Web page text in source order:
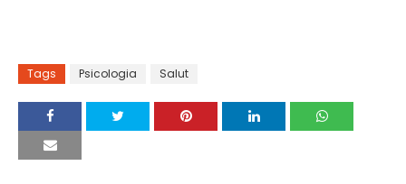
Tags Psicologia Salut